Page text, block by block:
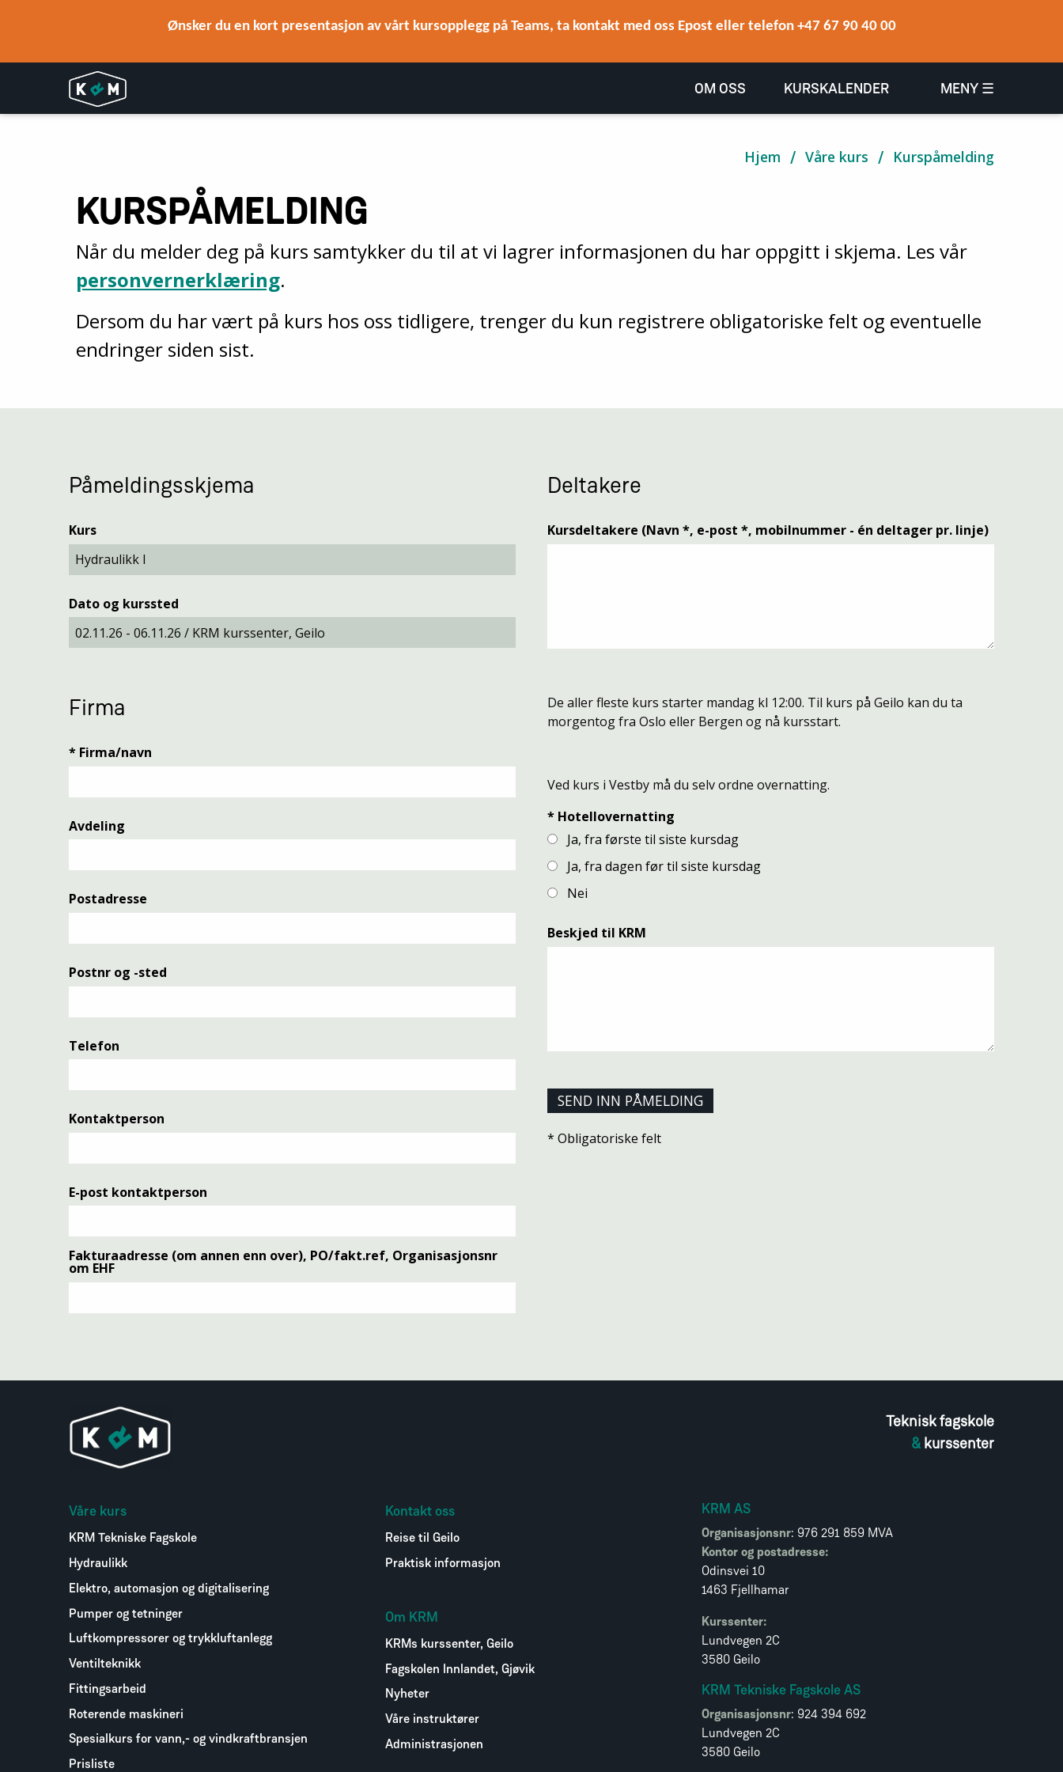
Ønsker du en kort presentasjon av vårt kursopplegg på Teams, ta kontakt med oss Epost eller telefon +47 67 90 40 00
OM OSS KURSKALENDER MENY ☰
Hjem Våre kurs Kurspåmelding
KURSPÅMELDING
Når du melder deg på kurs samtykker du til at vi lagrer informasjonen du har oppgitt i skjema. Les vår
personvernerklæring.
Dersom du har vært på kurs hos oss tidligere, trenger du kun registrere obligatoriske felt og eventuelle
endringer siden sist.
Påmeldingsskjema
Kurs
Dato og kurssted
Firma
* Firma/navn
Avdeling
Postadresse
Postnr og -sted
Telefon
Kontaktperson
E-post kontaktperson
Fakturaadresse (om annen enn over), PO/fakt.ref, Organisasjonsnr
om EHF
Deltakere
Kursdeltakere (Navn *, e-post *, mobilnummer - én deltager pr. linje)
De aller fleste kurs starter mandag kl 12:00. Til kurs på Geilo kan du ta
morgentog fra Oslo eller Bergen og nå kursstart.
Ved kurs i Vestby må du selv ordne overnatting.
* Hotellovernatting
Ja, fra første til siste kursdag
Ja, fra dagen før til siste kursdag
Nei
Beskjed til KRM
* Obligatoriske felt
Teknisk fagskole
& kurssenter
Våre kurs
KRM Tekniske Fagskole
Hydraulikk
Elektro, automasjon og digitalisering
Pumper og tetninger
Luftkompressorer og trykkluftanlegg
Ventilteknikk
Fittingsarbeid
Roterende maskineri
Spesialkurs for vann,- og vindkraftbransjen
Prisliste
Kontakt oss
Reise til Geilo
Praktisk informasjon
Om KRM
KRMs kurssenter, Geilo
Fagskolen Innlandet, Gjøvik
Nyheter
Våre instruktører
Administrasjonen
KRM AS
Organisasjonsnr: 976 291 859 MVA
Kontor og postadresse:
Odinsvei 10
1463 Fjellhamar
Kurssenter:
Lundvegen 2C
3580 Geilo
KRM Tekniske Fagskole AS
Organisasjonsnr: 924 394 692
Lundvegen 2C
3580 Geilo